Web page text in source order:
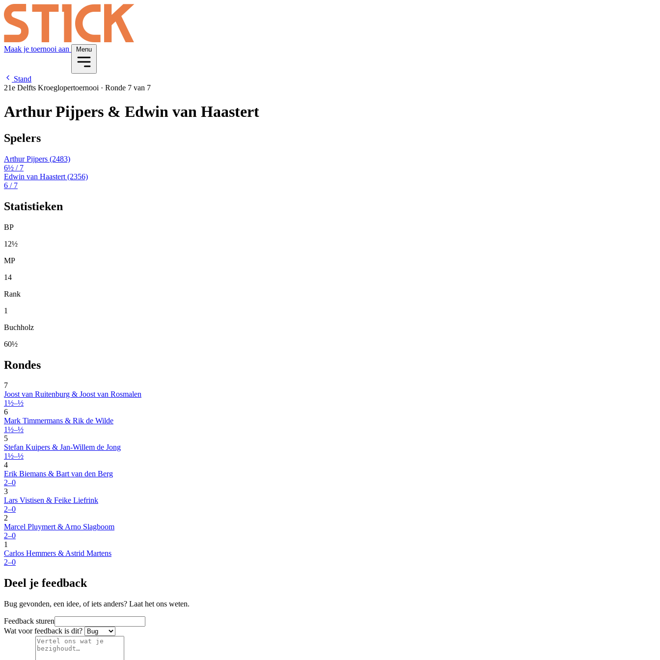
Maak je toernooi aan Menu
Stand
21e Delfts Kroeglopertoernooi · Ronde 7 van 7
Arthur Pijpers & Edwin van Haastert
Spelers
Arthur Pijpers (2483)
6½ / 7
Edwin van Haastert (2356)
6 / 7
Statistieken
BP
12½
MP
14
Rank
1
Buchholz
60½
Rondes
7
Joost van Ruitenburg & Joost van Rosmalen
1½–½
6
Mark Timmermans & Rik de Wilde
1½–½
5
Stefan Kuipers & Jan-Willem de Jong
1½–½
4
Erik Biemans & Bart van den Berg
2–0
3
Lars Vistisen & Feike Liefrink
2–0
2
Marcel Pluymert & Arno Slagboom
2–0
1
Carlos Hemmers & Astrid Martens
2–0
Deel je feedback
Bug gevonden, een idee, of iets anders? Laat het ons weten.
Feedback sturen
Wat voor feedback is dit?